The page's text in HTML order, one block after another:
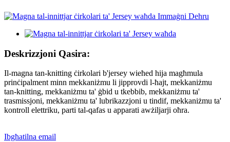
Deskrizzjoni Qasira:
Il-magna tan-knitting ċirkolari b'jersey wieħed hija magħmula
prinċipalment minn mekkaniżmu li jipprovdi l-ħajt, mekkaniżmu
tan-knitting, mekkaniżmu ta' ġbid u tkebbib, mekkaniżmu ta'
trasmissjoni, mekkaniżmu ta' lubrikazzjoni u tindif, mekkaniżmu ta'
kontroll elettriku, parti tal-qafas u apparati awżiljarji oħra.
Ibgħatilna email